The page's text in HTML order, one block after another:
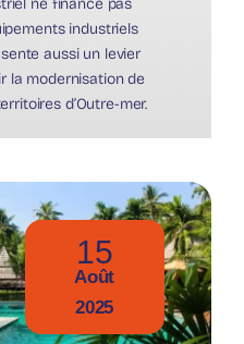
ne finance pas
industriels
aussi un levier
la modernisation de
d’Outre-mer.
15
Août
2025